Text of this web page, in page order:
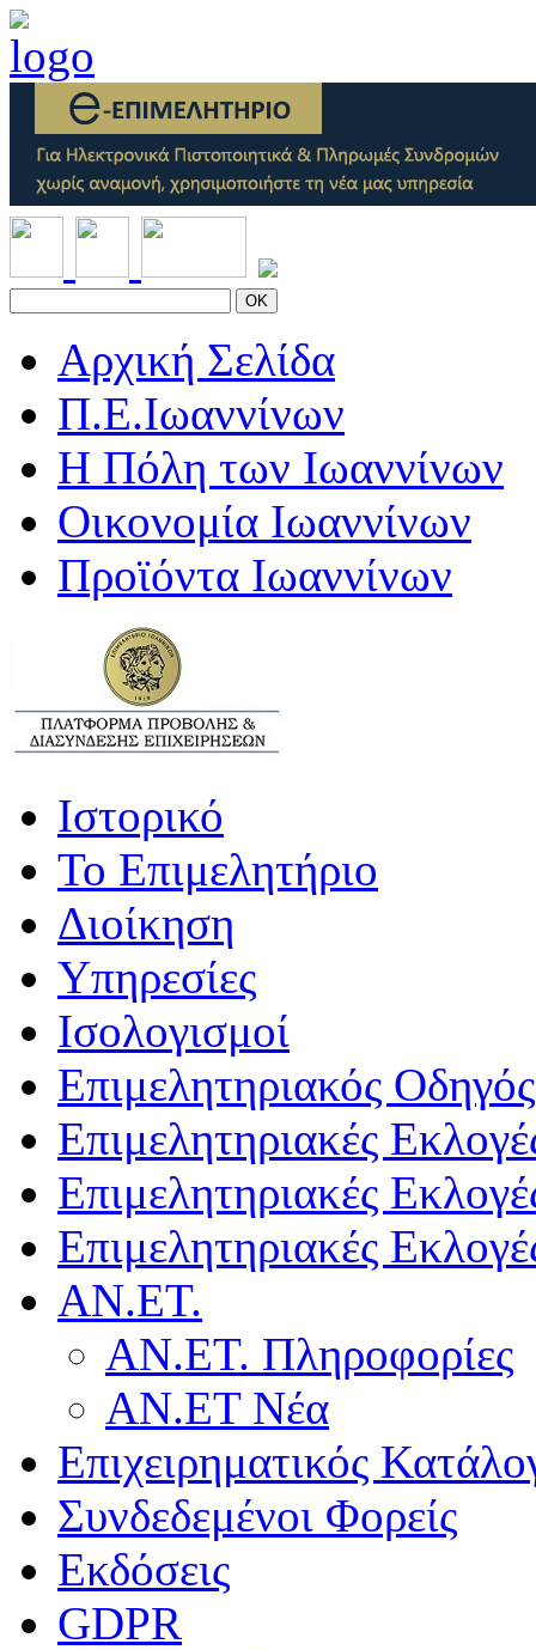
OK
Αρχική Σελίδα
Π.Ε.Ιωαννίνων
Η Πόλη των Ιωαννίνων
Οικονομία Ιωαννίνων
Προϊόντα Ιωαννίνων
Ιστορικό
Το Επιμελητήριο
Διοίκηση
Υπηρεσίες
Ισολογισμοί
Επιμελητηριακός Οδηγός
Επιμελητηριακές
Επιμελητηριακές
Επιμελητηριακές
ΑΝ.ΕΤ.
ΑΝ.ΕΤ. Πληροφορίες
ΑΝ.ΕΤ Νέα
Επιχειρηματικός
Συνδεδεμένοι Φορείς
Εκδόσεις
GDPR